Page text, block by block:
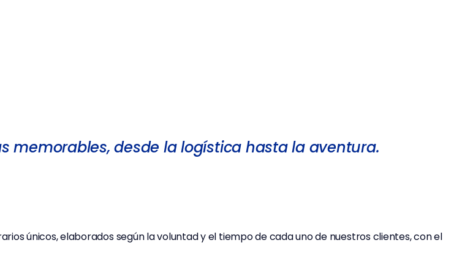
memorables, desde la logística hasta la aventura.
únicos, elaborados según la voluntad y el tiempo de cada uno de nuestros clientes, con el